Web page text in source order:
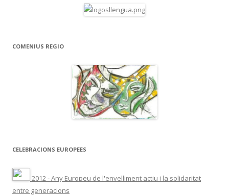
COMENIUS REGIO
CELEBRACIONS EUROPEES
2012 - Any Europeu de l'envelliment actiu i la solidaritat
entre generacions